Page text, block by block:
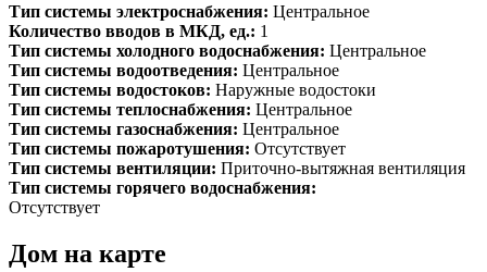
Тип системы электроснабжения: Центральное
Количество вводов в МКД, ед.: 1
Тип системы холодного водоснабжения: Центральное
Тип системы водоотведения: Центральное
Тип системы водостоков: Наружные водостоки
Тип системы теплоснабжения: Центральное
Тип системы газоснабжения: Центральное
Тип системы пожаротушения: Отсутствует
Тип системы вентиляции: Приточно-вытяжная вентиляция
Тип системы горячего водоснабжения:
Отсутствует
Дом на карте